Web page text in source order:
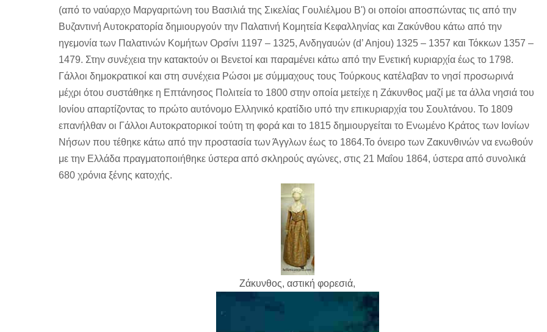
(από το ναύαρχο Μαργαριτώνη του Βασιλιά της Σικελίας Γουλιέλμου Β') οι οποίοι αποσπώντας τις από την
Βυζαντινή Αυτοκρατορία δημιουργούν την Παλατινή Κομητεία Κεφαλληνίας και Ζακύνθου κάτω από την
ηγεμονία των Παλατινών Κομήτων Ορσίνι 1197 – 1325, Ανδηγαυών (d’ Anjou) 1325 – 1357 και Τόκκων 1357 –
1479. Στην συνέχεια την κατακτούν οι Βενετοί και παραμένει κάτω από την Ενετική κυριαρχία έως το 1798.
Γάλλοι δημοκρατικοί και στη συνέχεια Ρώσοι με σύμμαχους τους Τούρκους κατέλαβαν το νησί προσωρινά
μέχρι ότου συστάθηκε η Επτάνησος Πολιτεία το 1800 στην οποία μετείχε η Ζάκυνθος μαζί με τα άλλα νησιά του
Ιονίου απαρτίζοντας το πρώτο αυτόνομο Ελληνικό κρατίδιο υπό την επικυριαρχία του Σουλτάνου. Το 1809
επανήλθαν οι Γάλλοι Αυτοκρατορικοί τούτη τη φορά και το 1815 δημιουργείται το Ενωμένο Κράτος των Ιονίων
Νήσων που τέθηκε κάτω από την προστασία των Άγγλων έως το 1864.Το όνειρο των Ζακυνθινών να ενωθούν
με την Ελλάδα πραγματοποιήθηκε ύστερα από σκληρούς αγώνες, στις 21 Μαΐου 1864, ύστερα από συνολικά
680 χρόνια ξένης κατοχής.
Ζάκυνθος, αστική φορεσιά,